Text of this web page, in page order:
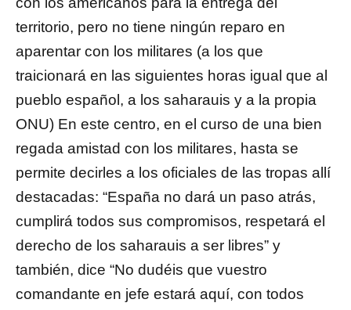
territorio, pero no tiene ningún reparo en
aparentar con los militares (a los que
traicionará en las siguientes horas igual que al
pueblo español, a los saharauis y a la propia
ONU) En este centro, en el curso de una bien
regada amistad con los militares, hasta se
permite decirles a los oficiales de las tropas allí
destacadas: “España no dará un paso atrás,
cumplirá todos sus compromisos, respetará el
derecho de los saharauis a ser libres” y
también, dice “No dudéis que vuestro
comandante en jefe estará aquí, con todos